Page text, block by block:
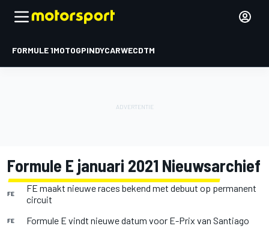
FORMULE 1MOTOGPINDYCARWECDTM
Formule E januari 2021 Nieuwsarchief
FE
FE maakt nieuwe races bekend met debuut op permanent
circuit
FE Formule E vindt nieuwe datum voor E-Prix van Santiago